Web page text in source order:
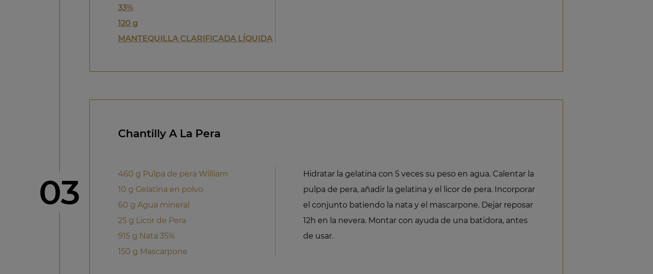
33%
120 g
MANTEQUILLA CLARIFICADA LÍQUIDA
Paso
03
Chantilly A La Pera
460 g Pulpa de pera William
10 g Gelatina en polvo
60 g Agua mineral
25 g Licor de Pera
915 g Nata 35%
150 g Mascarpone
Hidratar la gelatina con 5 veces su peso en agua. Calentar la
pulpa de pera, añadir la gelatina y el licor de pera. Incorporar
el conjunto batiendo la nata y el mascarpone. Dejar reposar
12h en la nevera. Montar con ayuda de una batidora, antes
de usar.